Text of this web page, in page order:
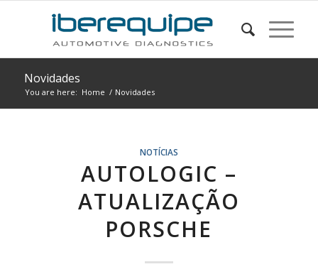
Novidades
You are here: Home / Novidades
NOTÍCIAS
AUTOLOGIC –
ATUALIZAÇÃO
PORSCHE